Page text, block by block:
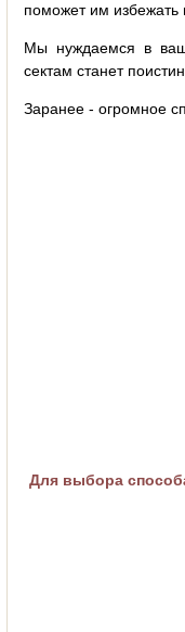
поможет им избежать
Мы нуждаемся в
сектам станет
Заранее - огромное
Для выбора